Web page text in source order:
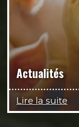
Actualités
Lire la suite